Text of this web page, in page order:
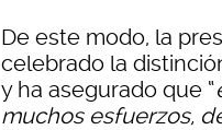
De este modo, la
celebrado la
y ha asegurado que “
muchos esfuerzos,